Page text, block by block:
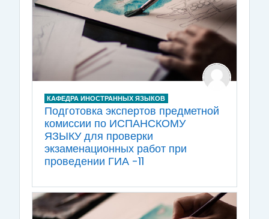
КАФЕДРА ИНОСТРАННЫХ ЯЗЫКОВ
Подготовка экспертов предметной
комиссии по ИСПАНСКОМУ
ЯЗЫКУ для проверки
экзаменационных работ при
проведении ГИА -11